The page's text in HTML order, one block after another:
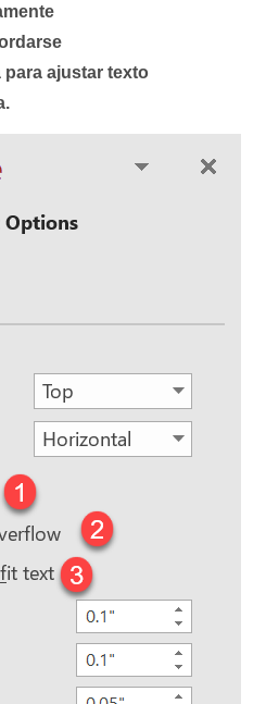
para ajustar texto